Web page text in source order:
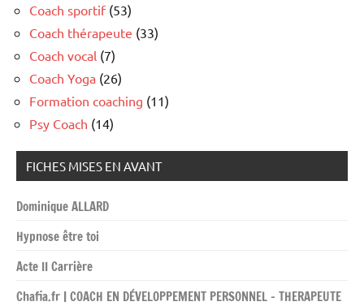
Coach sportif(53)
Coach thérapeute (33)
Coach vocal (7)
Coach Yoga (26)
Formation coaching (11)
Psy Coach (14)
FICHES MISES EN AVANT
Dominique ALLARD
Hypnose être toi
Acte II Carrière
Chafia.fr | COACH EN DÉVELOPPEMENT PERSONNEL – THERAPEUTE